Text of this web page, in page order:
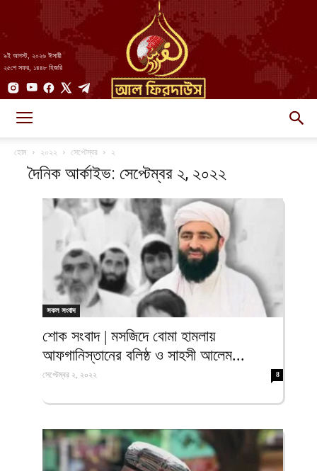
৯ই আগস্ট, ২০২৬ ঈসায়ী
২৫শে সফর, ১৪৪৮ হিজরি
আল-
ফিরদাউস
হোম ২০২২ সেপ্টেম্বর ২
দৈনিক আর্কাইভ: সেপ্টেম্বর ২, ২০২২
সকল সংবাদ
শোক সংবাদ | মসজিদে বোমা হামলায়
আফগানিস্তানের বলিষ্ঠ ও সাহসী আলেম...
সেপ্টেম্বর ২, ২০২২ 8